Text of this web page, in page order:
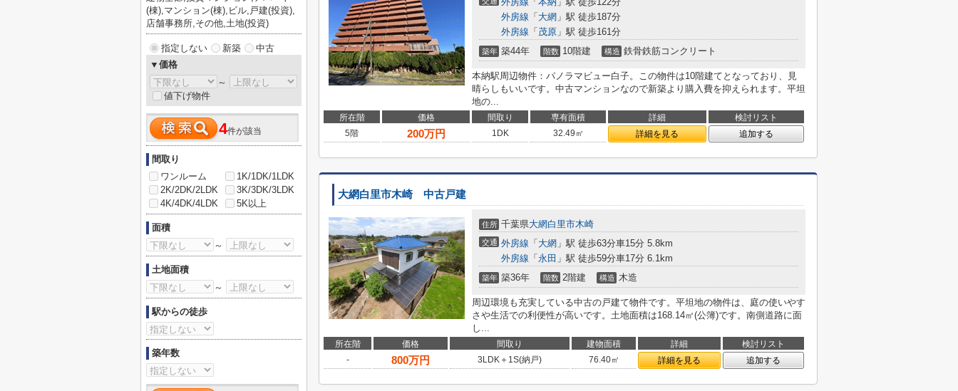
外房線 「 大網 」駅 徒歩187分
外房線 「 茂原 」駅 徒歩161分
築年 築44年 階数 10階建 構造 鉄骨鉄筋コンクリート
本納駅周辺物件：パノラマビュー白子。この物件は10階建てとなっており、見
晴らしもいいです。中古マンションなので新築より購入費を抑えられます。平坦
地の...
所在階 価格 間取り 専有面積 詳細
検討リスト
5階
200万円 1DK 32.49㎡ 詳細を見る 追加する
大網白里市木崎 中古戸建
住所 千葉県大網白里市木崎
交通 外房線 「 大網 」駅 徒歩63分車15分 5.8km
外房線 「 永田 」駅 徒歩59分車17分 6.1km
築年 築36年 階数 2階建 構造 木造
周辺環境も充実している中古の戸建て物件です。平坦地の物件は、庭の使いやす
さや生活での利便性が高いです。土地面積は168.14㎡(公簿)です。南側道路に面
し...
所在階 価格 間取り 建物面積 詳細
検討リスト
-
800万円 3LDK＋1S(納戸) 76.40㎡ 詳細を見る 追加する
(棟),マンション(棟),ビル,戸建(投資),
店舗事務所,その他,土地(投資)
指定しない 新築
中古
▼価格
～
値下げ物件
4件が該当
間取り
ワンルーム
1K/1DK/1LDK
2K/2DK/2LDK
3K/3DK/3LDK
4K/4DK/4LDK
5K以上
面積
～
土地面積
～
駅からの徒歩
築年数